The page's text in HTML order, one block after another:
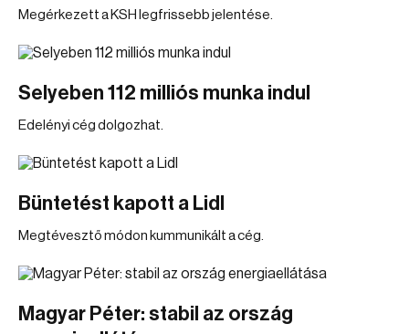
Megérkezett a KSH legfrissebb jelentése.
Selyeben 112 milliós munka indul
Edelényi cég dolgozhat.
Büntetést kapott a Lidl
Megtévesztő módon kummunikált a cég.
Magyar Péter: stabil az ország